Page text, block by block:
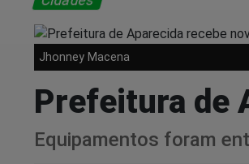
Jhonney Macena
Prefeitura de
Equipamentos foram